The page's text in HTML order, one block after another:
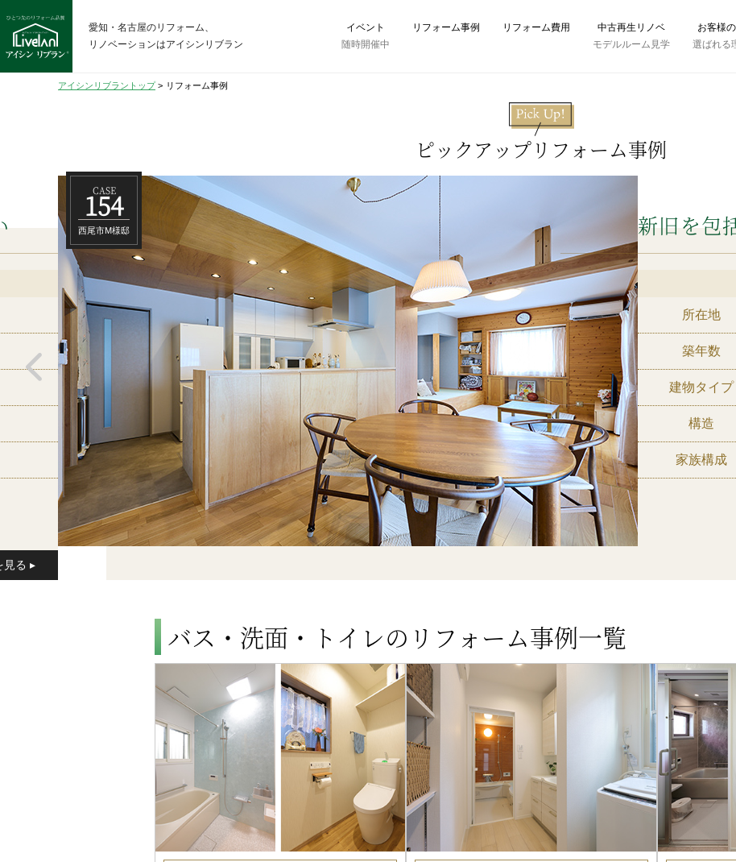
愛知・名古屋のリフォーム、
リノベーションはアイシンリブラン
イベント
随時開催中
リフォーム事例 リフォーム費用
中古再生リノベ
モデルルーム見学
お客様
選ばれる
アイシンリブラントップ> リフォーム事例
ピックアップリフォーム事例
CASE
154
西尾市M様邸 新旧を包
所在地
築年数
建物タイプ
構造
家族構成
バス・洗面・トイレのリフォーム事例一覧